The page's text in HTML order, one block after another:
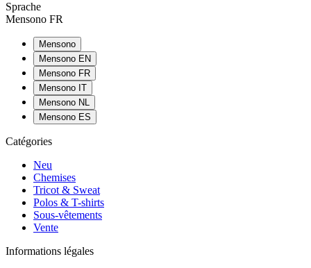
Sprache
Mensono FR
Mensono
Mensono EN
Mensono FR
Mensono IT
Mensono NL
Mensono ES
Catégories
Neu
Chemises
Tricot & Sweat
Polos & T-shirts
Sous-vêtements
Vente
Informations légales